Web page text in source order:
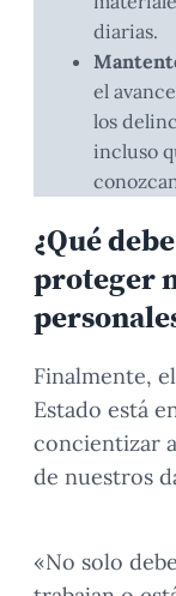
diarias.
el
los
incluso
¿Qué
proteger
Finalmente,
Estado está
concientizar
de nuestros
«No solo